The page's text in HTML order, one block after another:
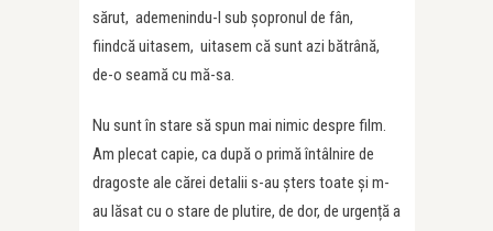
sărut, ademenindu-l sub șopronul de fân,
fiindcă uitasem, uitasem că sunt azi bătrână,
de-o seamă cu mă-sa.
Nu sunt în stare să spun mai nimic despre film.
Am plecat capie, ca după o primă întâlnire de
dragoste ale cărei detalii s-au șters toate și m-
au lăsat cu o stare de plutire, de dor, de urgență a